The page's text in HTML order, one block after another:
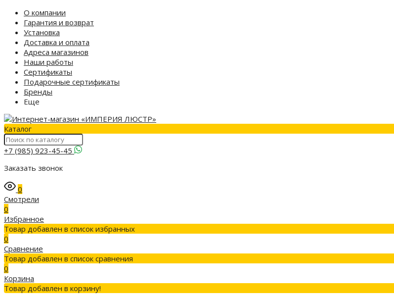
О компании
Гарантия и возврат
Установка
Доставка и оплата
Адреса магазинов
Наши работы
Сертификаты
Подарочные сертификаты
Бренды
Еще
Каталог
+7 (985) 923-45-45
Заказать звонок
0
Смотрели
0
Избранное
Товар добавлен в список избранных
0
Сравнение
Товар добавлен в список сравнения
0
Корзина
Товар добавлен в корзину!